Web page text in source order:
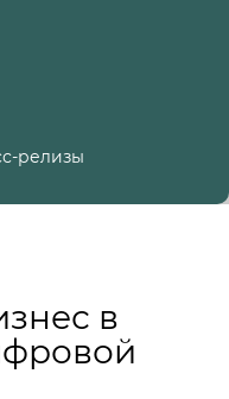
релизы
в